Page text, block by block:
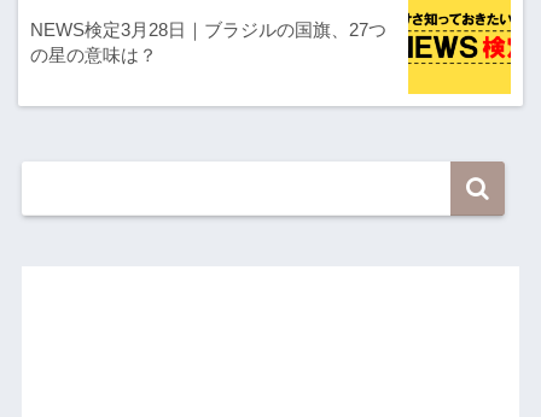
NEWS検定3月28日｜ブラジルの国旗、27つ
の星の意味は？